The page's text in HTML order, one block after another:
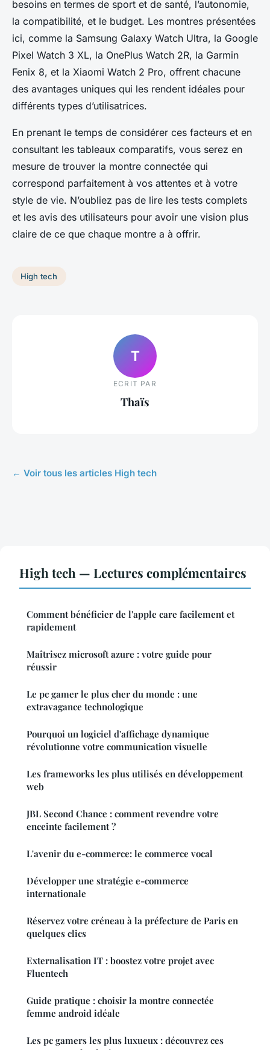
besoins en termes de sport et de santé, l’autonomie,
la compatibilité, et le budget. Les montres présentées
ici, comme la Samsung Galaxy Watch Ultra, la Google
Pixel Watch 3 XL, la OnePlus Watch 2R, la Garmin
Fenix 8, et la Xiaomi Watch 2 Pro, offrent chacune
des avantages uniques qui les rendent idéales pour
différents types d’utilisatrices.
En prenant le temps de considérer ces facteurs et en
consultant les tableaux comparatifs, vous serez en
mesure de trouver la montre connectée qui
correspond parfaitement à vos attentes et à votre
style de vie. N’oubliez pas de lire les tests complets
et les avis des utilisateurs pour avoir une vision plus
claire de ce que chaque montre a à offrir.
High tech
T
ECRIT PAR
Thaïs
← Voir tous les articles High tech
High tech — Lectures complémentaires
Comment bénéficier de l'apple care facilement et
rapidement
Maîtrisez microsoft azure : votre guide pour
réussir
Le pc gamer le plus cher du monde : une
extravagance technologique
Pourquoi un logiciel d'affichage dynamique
révolutionne votre communication visuelle
Les frameworks les plus utilisés en développement
web
JBL Second Chance : comment revendre votre
enceinte facilement ?
L'avenir du e-commerce: le commerce vocal
Développer une stratégie e-commerce
internationale
Réservez votre créneau à la préfecture de Paris en
quelques clics
Externalisation IT : boostez votre projet avec
Fluentech
Guide pratique : choisir la montre connectée
femme android idéale
Les pc gamers les plus luxueux : découvrez ces